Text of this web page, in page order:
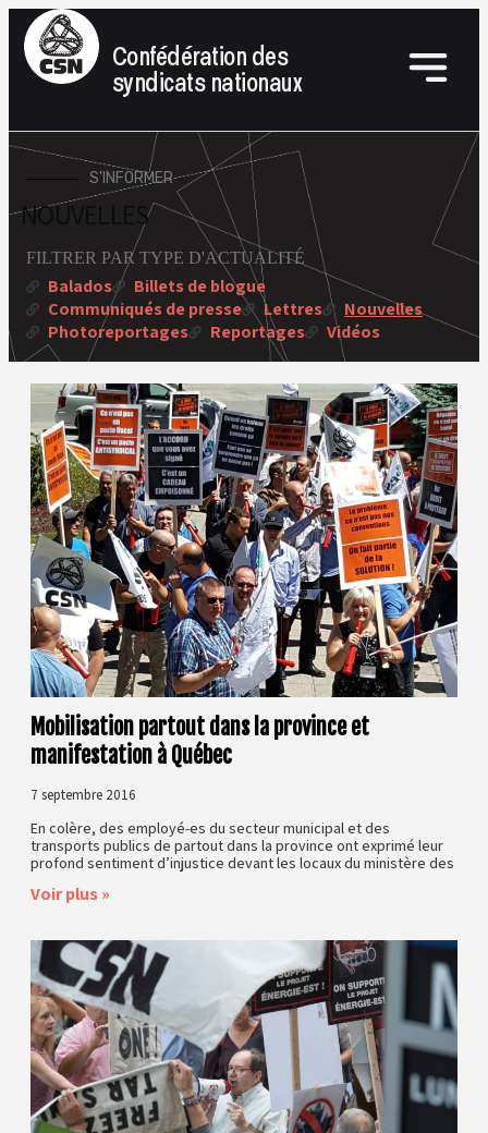
Confédération des
syndicats nationaux
S'INFORMER
NOUVELLES
FILTRER PAR TYPE D'ACTUALITÉ
Balados
Billets de blogue
Communiqués de presse
Lettres
Nouvelles
Photoreportages
Reportages Vidéos
Mobilisation partout dans la province et
manifestation à Québec
7 septembre 2016
En colère, des employé-es du secteur municipal et des
transports publics de partout dans la province ont exprimé leur
profond sentiment d’injustice devant les locaux du ministère des
Voir plus »